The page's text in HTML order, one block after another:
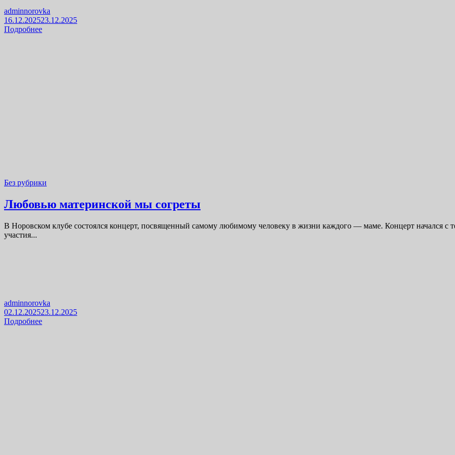
adminnorovka
16.12.202523.12.2025
Подробнее
Без рубрики
Любовью материнской мы согреты
В Норовском клубе состоялся концерт, посвященный самому любимому человеку в жизни каждого — маме. Концерт начался с
участия...
adminnorovka
02.12.202523.12.2025
Подробнее